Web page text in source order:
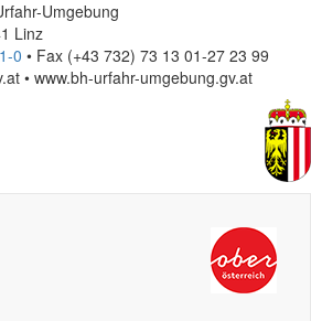
Umgebung
Linz
0 • Fax (+43 732) 73 13 01-27 23 99
• www.bh-urfahr-umgebung.gv.at